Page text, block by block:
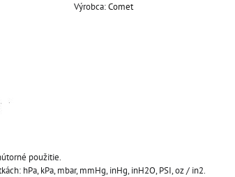
Výrobca:Comet
použitie.
hPa, kPa, mbar, mmHg, inHg, inH2O, PSI, oz / in2.